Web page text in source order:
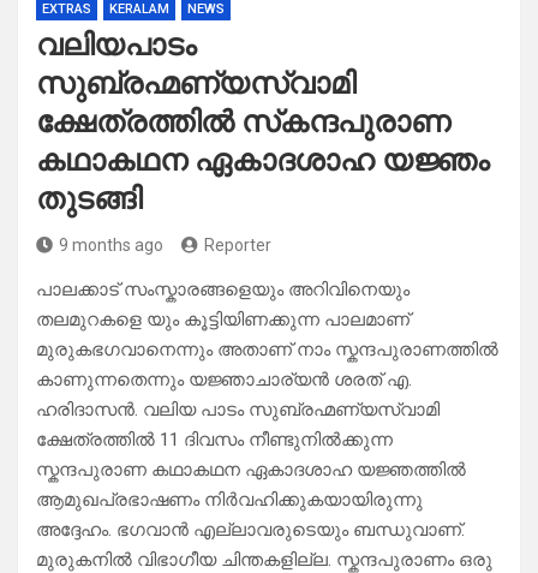
EXTRAS KERALAM NEWS
വലിയപാടം
സുബ്രഹ്മണ്യസ്വാമി
ക്ഷേത്രത്തിൽ സ്‌കന്ദപുരാണ
കഥാകഥന ഏകാദശാഹ യജ്ഞം
തുടങ്ങി
9 months ago Reporter
പാലക്കാട് സംസ്കാരങ്ങളെയും അറിവിനെയും
തലമുറകളെ യും കൂട്ടിയിണക്കുന്ന പാലമാണ്
മുരുകഭഗവാനെന്നും അതാണ് നാം സ്കന്ദപുരാണത്തിൽ
കാണുന്നതെന്നും യജ്ഞാചാര്യൻ ശരത് എ.
ഹരിദാസൻ. വലിയ പാടം സുബ്രഹ്മണ്യസ്വാമി
ക്ഷേത്രത്തിൽ 11 ദിവസം നീണ്ടുനിൽക്കുന്ന
സ്ക‌ന്ദപുരാണ കഥാകഥന ഏകാദശാഹ യജ്ഞത്തിൽ
ആമുഖപ്രഭാഷണം നിർവഹിക്കുകയായിരുന്നു
അദ്ദേഹം. ഭഗവാൻ എല്ലാവരുടെയും ബന്ധുവാണ്.
മുരുകനിൽ വിഭാഗീയ ചിന്തകളില്ല. സ്കന്ദപുരാണം ഒരു